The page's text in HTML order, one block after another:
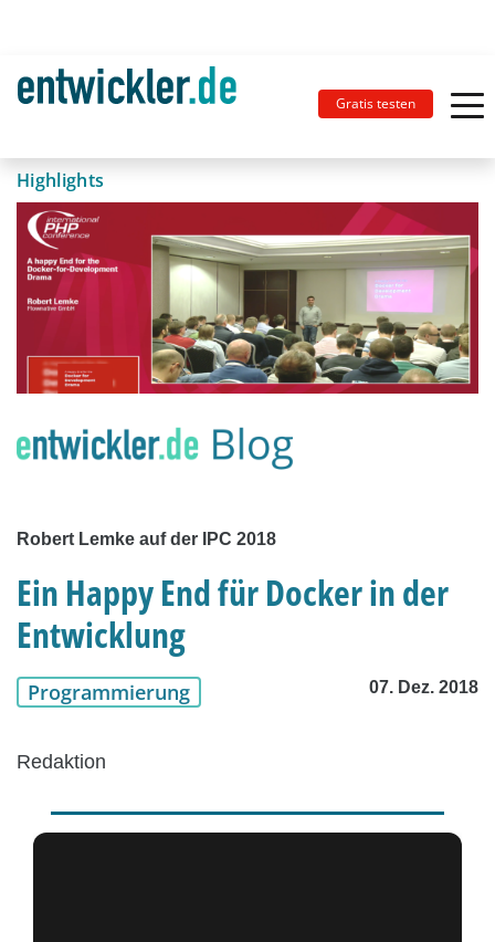
Gratis testen
Highlights
Robert Lemke auf der IPC 2018
Ein Happy End für Docker in der
Entwicklung
Programmierung 07. Dez. 2018
Redaktion